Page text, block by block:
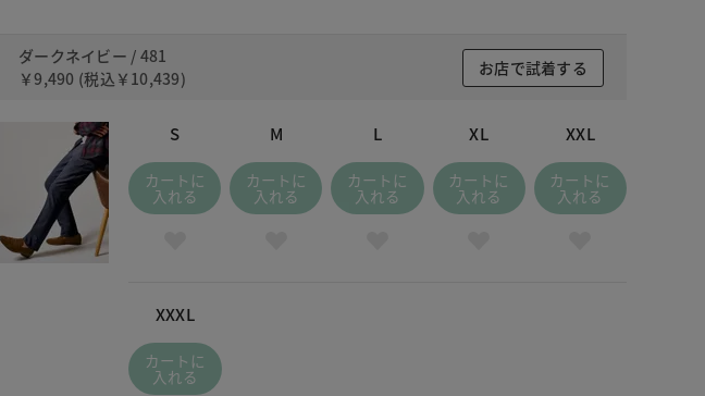
ダークネイビー / 481
￥9,490 (税込 ￥10,439)
お店で試着する
S
カートに
入れる
M
カートに
入れる
L
カートに
入れる
XL
カートに
入れる
XXL
カートに
入れる
XXXL
カートに
入れる